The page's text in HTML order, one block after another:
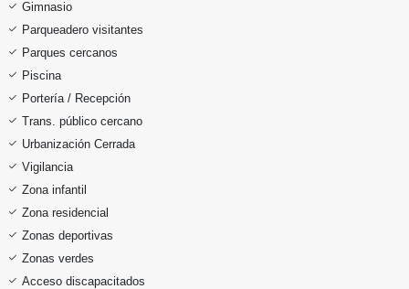
Gimnasio
Parqueadero visitantes
Parques cercanos
Piscina
Portería / Recepción
Trans. público cercano
Urbanización Cerrada
Vigilancia
Zona infantil
Zona residencial
Zonas deportivas
Zonas verdes
Acceso discapacitados